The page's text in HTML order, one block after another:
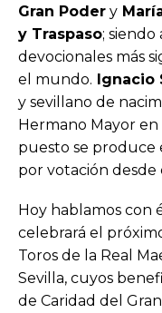
Gran Poder y
y Traspaso; siendo
devocionales más
el mundo. Ignacio
y sevillano de
Hermano Mayor en
puesto se produce
por votación desde
Hoy hablamos con
celebrará el
Toros de la Real
Sevilla, cuyos
de Caridad del